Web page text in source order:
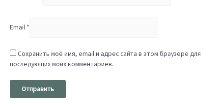
Email *
Сохранить моё имя, email и адрес сайта в этом браузере для
последующих моих комментариев.